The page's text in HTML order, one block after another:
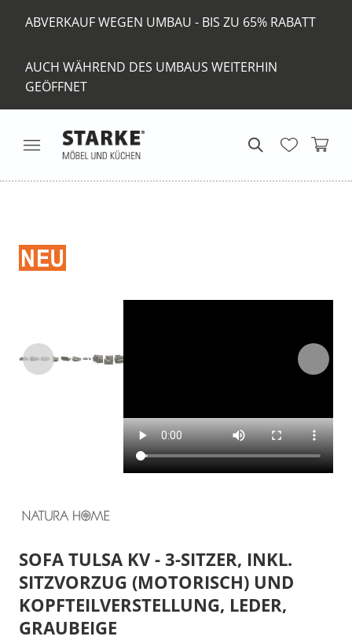
ABVERKAUF WEGEN UMBAU - BIS ZU 65% RABATT
AUCH WÄHREND DES UMBAUS WEITERHIN
GEÖFFNET
SOFA TULSA KV - 3-SITZER, INKL.
SITZVORZUG (MOTORISCH) UND
KOPFTEILVERSTELLUNG, LEDER,
GRAUBEIGE